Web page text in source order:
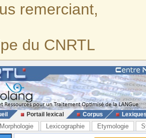
remerciant,
du CNRTL
Portail lexical Corpus
Morphologie Lexicographie Etymologie